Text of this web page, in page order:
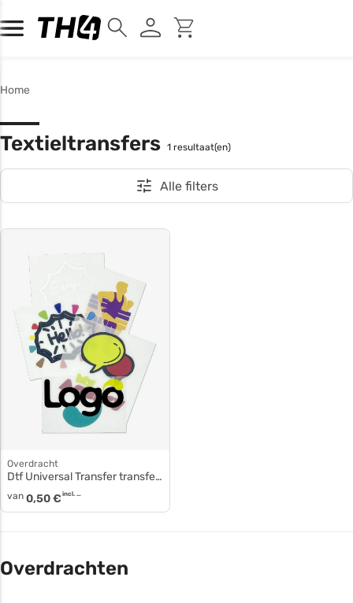
Home
Textieltransfers 1 resultaat(en)
Alle filters
Overdracht
Dtf Universal Transfer transfer du-dtf
van 0,50€ incl. btw
Overdrachten